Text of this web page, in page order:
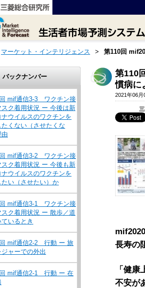
マーケット・インテリジェンス > 第110回
第110
慣病に
2021年06月
長寿の
「健
不安が
バックナンバー
mif通信3-3 ワクチン接
スク着用状況 ー 今後は新
ウイルスのワクチンを
くない（させたくな
由
mif通信3-2 ワクチン接
スク着用状況 ー 今後も新
ウイルスのワクチンを
たい（させたい）か
mif通信3-1 ワクチン接
ク着用状況 ー 散歩／道
いるとき
mif通信2-2 行動 ー 旅
ャーでの外出
mif通信2-1 行動 ー 在